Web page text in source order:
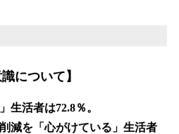
について】
生活者は72.8％。
減を「心がけている」生活者